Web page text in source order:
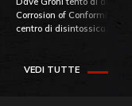
Corrosion of Conformity
centro di
VEDI TUTTE